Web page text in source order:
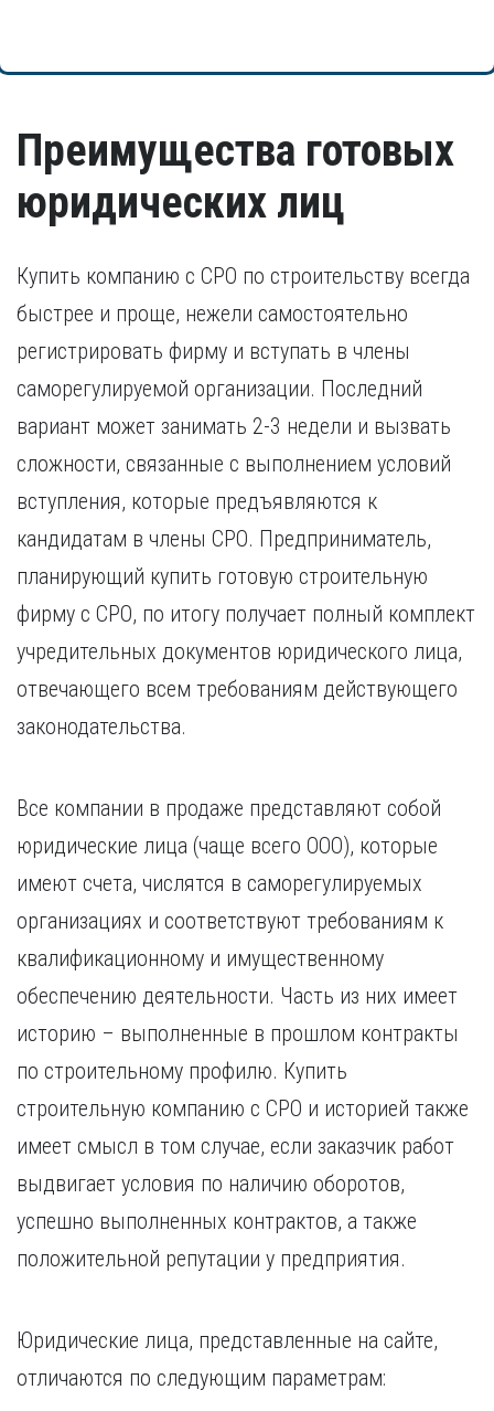
Преимущества готовых
юридических лиц
Купить компанию с СРО по строительству всегда
быстрее и проще, нежели самостоятельно
регистрировать фирму и вступать в члены
саморегулируемой организации. Последний
вариант может занимать 2-3 недели и вызвать
сложности, связанные с выполнением условий
вступления, которые предъявляются к
кандидатам в члены СРО. Предприниматель,
планирующий купить готовую строительную
фирму с СРО, по итогу получает полный комплект
учредительных документов юридического лица,
отвечающего всем требованиям действующего
законодательства.
Все компании в продаже представляют собой
юридические лица (чаще всего ООО), которые
имеют счета, числятся в саморегулируемых
организациях и соответствуют требованиям к
квалификационному и имущественному
обеспечению деятельности. Часть из них имеет
историю – выполненные в прошлом контракты
по строительному профилю. Купить
строительную компанию с СРО и историей также
имеет смысл в том случае, если заказчик работ
выдвигает условия по наличию оборотов,
успешно выполненных контрактов, а также
положительной репутации у предприятия.
Юридические лица, представленные на сайте,
отличаются по следующим параметрам: